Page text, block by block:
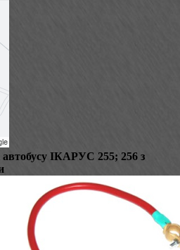
ІКАРУС 255; 256 з